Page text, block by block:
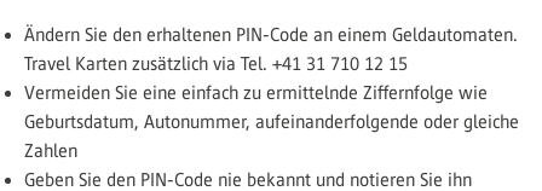
Ändern Sie den erhaltenen PIN-Code an einem Geldautomaten.
Travel Karten zusätzlich via Tel. +41 31 710 12 15
Vermeiden Sie eine einfach zu ermittelnde Ziffernfolge wie
Geburtsdatum, Autonummer, aufeinanderfolgende oder gleiche
Zahlen
Geben Sie den PIN-Code nie bekannt und notieren Sie ihn